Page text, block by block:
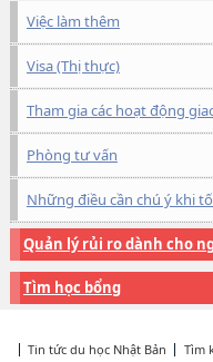
Việc làm thêm
Visa (Thị thực)
Tham gia các hoạt động
Phòng tư vấn
Những điều cần chú ý khi
Quản lý rủi ro dành cho
Tìm học bổng
Tin tức du học Nhật Bản Tìm